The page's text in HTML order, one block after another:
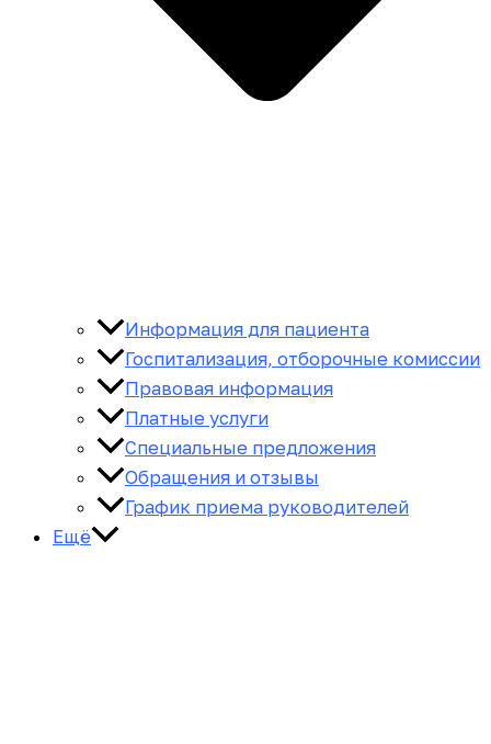
Информация для пациента
Госпитализация, отборочные комиссии
Правовая информация
Платные услуги
Специальные предложения
Обращения и отзывы
График приема руководителей
Ещё